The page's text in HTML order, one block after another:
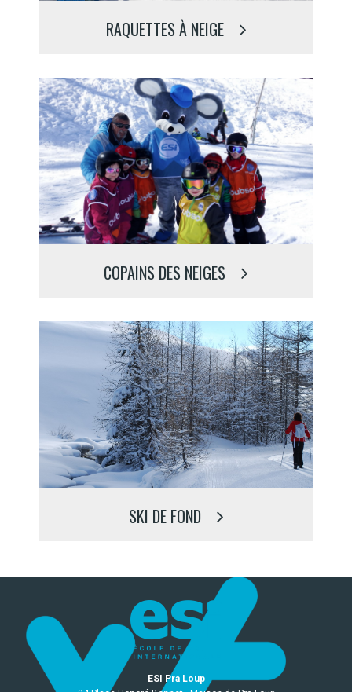
RAQUETTES À NEIGE
COPAINS DES NEIGES
SKI DE FOND
ESI Pra Loup